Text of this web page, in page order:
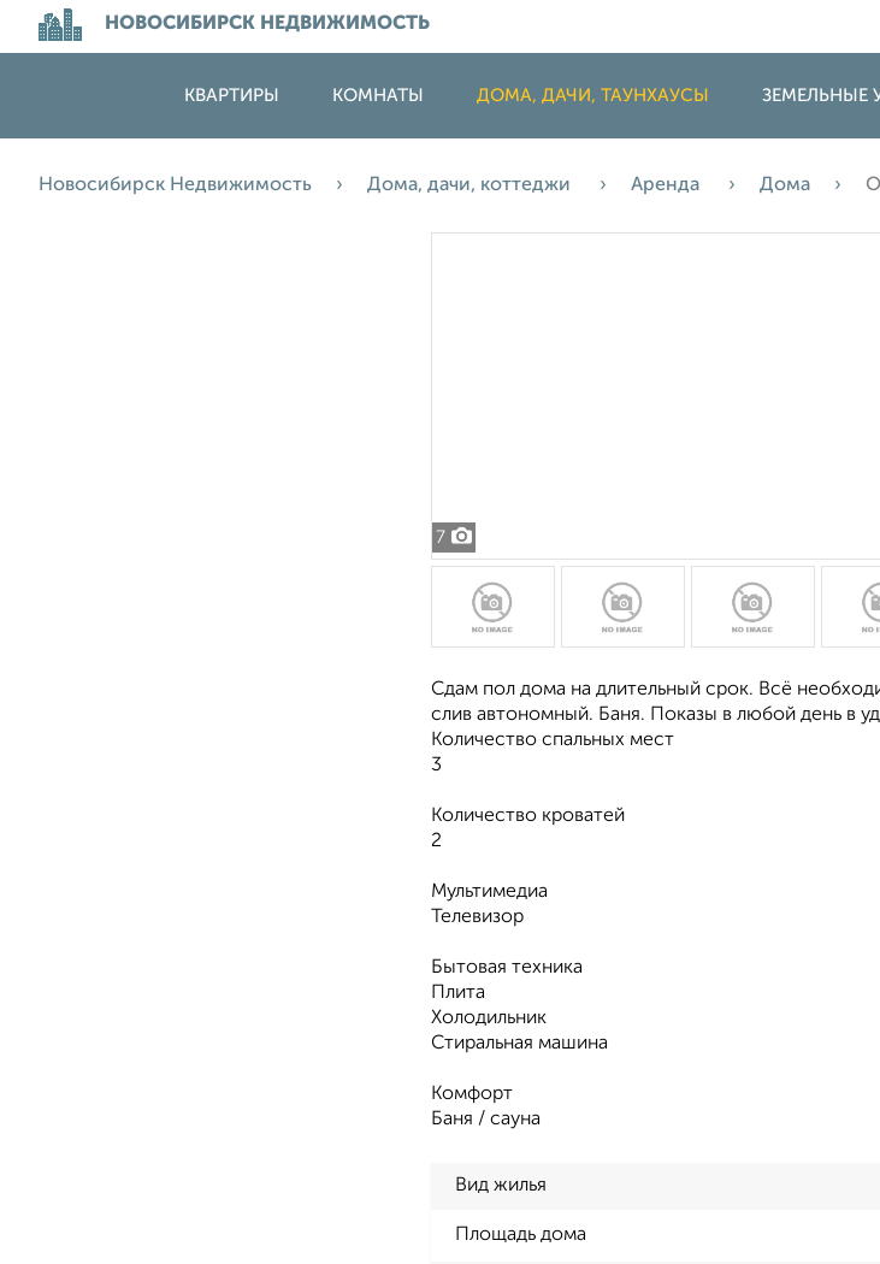
НОВОСИБИРСК НЕДВИЖИМОСТЬ
КВАРТИРЫ КОМНАТЫ ДОМА, ДАЧИ, ТАУНХАУСЫ ЗЕМЕЛЬНЫЕ
Новосибирск Недвижимость Дома, дачи, коттеджи Аренда Дома
7
Сдам пол дома на длительный срок. Всё
слив автономный. Баня. Показы в любой день в
Количество спальных мест
3
Количество кроватей
2
Мультимедиа
Телевизор
Бытовая техника
Плита
Холодильник
Стиральная машина
Комфорт
Баня / сауна
Вид жилья
Площадь дома